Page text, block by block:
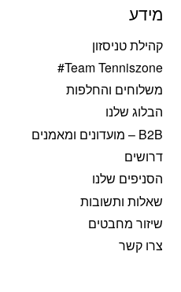
מידע
קהילת טניסזון
Team Tenniszone#
משלוחים והחלפות
הבלוג שלנו
B2B – מועדונים ומאמנים
דרושים
הסניפים שלנו
שאלות ותשובות
שיזור מחבטים
צרו קשר